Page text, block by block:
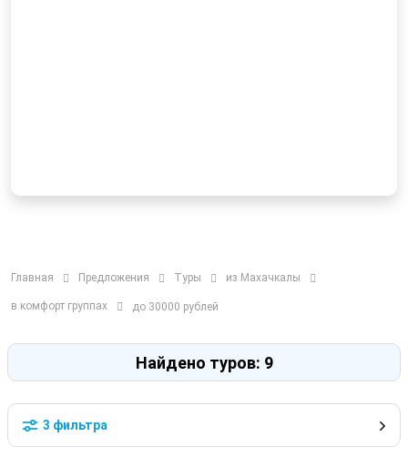
Главная Предложения Туры из Махачкалы
в комфорт группах до 30000 рублей
Найдено туров: 9
3 фильтра